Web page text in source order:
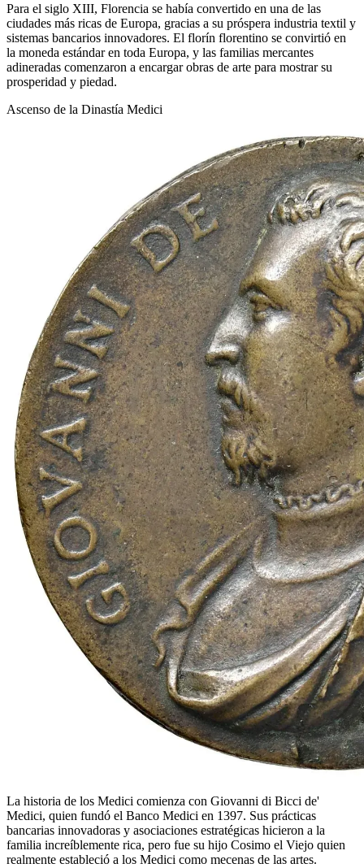
Para el siglo XIII, Florencia se había convertido en una de las
ciudades más ricas de Europa, gracias a su próspera industria textil y
sistemas bancarios innovadores. El florín florentino se convirtió en
la moneda estándar en toda Europa, y las familias mercantes
adineradas comenzaron a encargar obras de arte para mostrar su
prosperidad y piedad.
Ascenso de la Dinastía Medici
La historia de los Medici comienza con Giovanni di Bicci de'
Medici, quien fundó el Banco Medici en 1397. Sus prácticas
bancarias innovadoras y asociaciones estratégicas hicieron a la
familia increíblemente rica, pero fue su hijo Cosimo el Viejo quien
realmente estableció a los Medici como mecenas de las artes.